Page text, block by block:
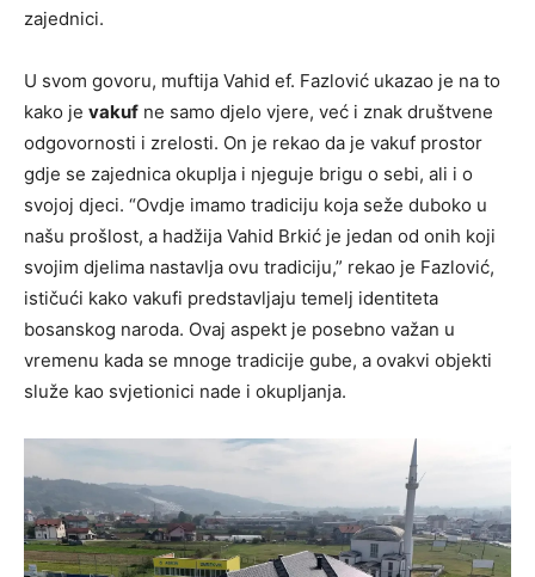
zajednici.
U svom govoru, muftija Vahid ef. Fazlović ukazao je na to
kako je vakuf ne samo djelo vjere, već i znak društvene
odgovornosti i zrelosti. On je rekao da je vakuf prostor
gdje se zajednica okuplja i njeguje brigu o sebi, ali i o
svojoj djeci. “Ovdje imamo tradiciju koja seže duboko u
našu prošlost, a hadžija Vahid Brkić je jedan od onih koji
svojim djelima nastavlja ovu tradiciju,” rekao je Fazlović,
ističući kako vakufi predstavljaju temelj identiteta
bosanskog naroda. Ovaj aspekt je posebno važan u
vremenu kada se mnoge tradicije gube, a ovakvi objekti
služe kao svjetionici nade i okupljanja.